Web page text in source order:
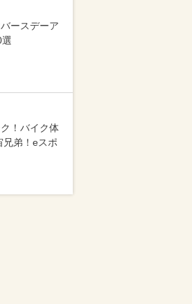
ースデーア
！バイク体
兄弟！eスポ